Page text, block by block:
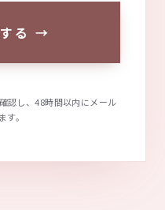
る →
認し、48時間以内にメール
す。